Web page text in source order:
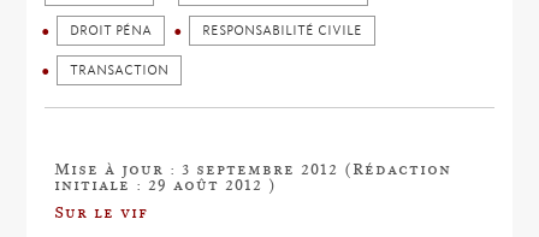
DROIT PÉNA RESPONSABILITÉ CIVILE
TRANSACTION
Mise à jour : 3 septembre 2012 (Rédaction
initiale : 29 août 2012 )
Sur le vif